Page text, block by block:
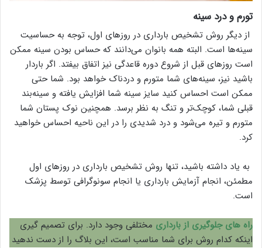
تورم و درد سینه
از دیگر روش تشخیص بارداری در روزهای اول، توجه به حساسیت
سینه‌ها است. البته همه بانوان می‌دانند که حساس بودن سینه ممکن
است روزهای قبل از شروع دوره قاعدگی نیز اتفاق بیفتد. اگر باردار
باشید نیز، سینه‌های شما متورم و دردناک خواهد بود. شما حتی
ممکن است احساس کنید سایز سینه شما افزایش یافته و سینه‌بند
قبلی شما، کوچک‌تر و تنگ به نظر برسد. همچنین نوک پستان شما
متورم و تیره می‌شود و درد شدیدی را در این ناحیه احساس خواهید
کرد.
به یاد داشته باشید، تنها روش تشخیص بارداری در روزهای اول
مطمئن، انجام آزمایش بارداری یا انجام سونوگرافی توسط پزشک
است.
راه های جلوگیری از بارداری مختلفی وجود دارد. برای تصمیم گیری
اینکه کدام روش برای شما مناسب است، این بلاگ را از دست ندهید